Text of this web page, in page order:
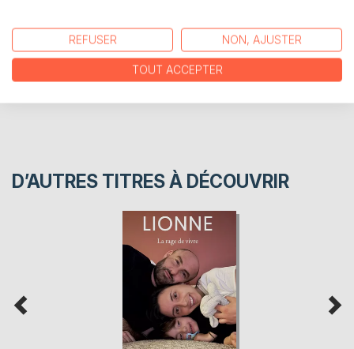
CRITIQUES PRESSE
D’AUTRES TITRES À DÉCOUVRIR
REFUSER NON, AJUSTER
TOUT ACCEPTER